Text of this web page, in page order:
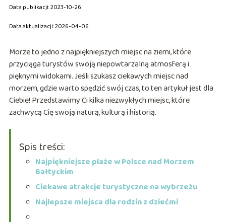
Data publikacji: 2023-10-26
Data aktualizacji: 2026-04-06
Morze to jedno z najpiękniejszych miejsc na ziemi, które
przyciąga turystów swoją niepowtarzalną atmosferą i
pięknymi widokami. Jeśli szukasz ciekawych miejsc nad
morzem, gdzie warto spędzić swój czas, to ten artykuł jest dla
Ciebie! Przedstawimy Ci kilka niezwykłych miejsc, które
zachwycą Cię swoją naturą, kulturą i historią.
Spis treści:
Najpiękniejsze plaże w Polsce nad Morzem
Bałtyckim
Ciekawe atrakcje turystyczne na wybrzeżu
Najlepsze miejsca dla rodzin z dziećmi